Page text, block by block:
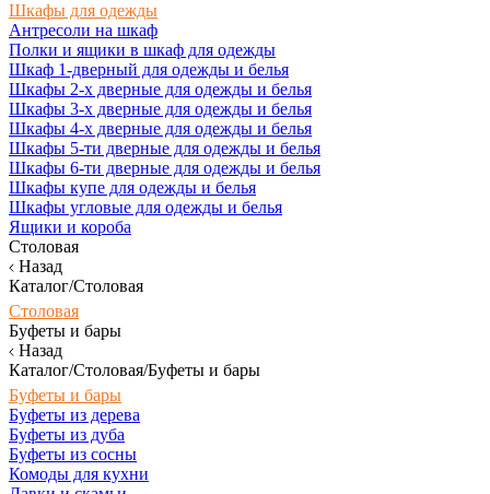
Шкафы для одежды
Антресоли на шкаф
Полки и ящики в шкаф для одежды
Шкаф 1-дверный для одежды и белья
Шкафы 2-х дверные для одежды и белья
Шкафы 3-х дверные для одежды и белья
Шкафы 4-х дверные для одежды и белья
Шкафы 5-ти дверные для одежды и белья
Шкафы 6-ти дверные для одежды и белья
Шкафы купе для одежды и белья
Шкафы угловые для одежды и белья
Ящики и короба
Столовая
Назад
Каталог/Столовая
Столовая
Буфеты и бары
Назад
Каталог/Столовая/Буфеты и бары
Буфеты и бары
Буфеты из дерева
Буфеты из дуба
Буфеты из сосны
Комоды для кухни